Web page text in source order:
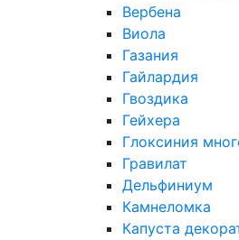
Вербена
Виола
Газания
Гайлардия
Гвоздика
Гейхера
Глоксиния
Гравилат
Дельфиниум
Камнеломка
Капуста